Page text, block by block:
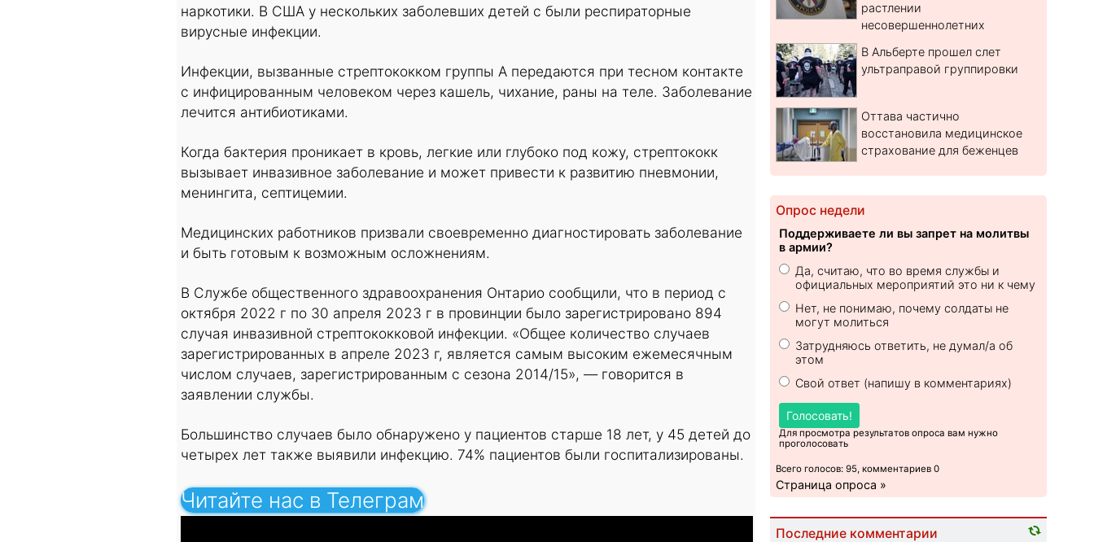
наркотики. В США у нескольких заболевших детей с были респираторные
вирусные инфекции.
Инфекции, вызванные стрептококком группы А передаются при тесном контакте
с инфицированным человеком через кашель, чихание, раны на теле. Заболевание
лечится антибиотиками.
Когда бактерия проникает в кровь, легкие или глубоко под кожу, стрептококк
вызывает инвазивное заболевание и может привести к развитию пневмонии,
менингита, септицемии.
Медицинских работников призвали своевременно диагностировать заболевание
и быть готовым к возможным осложнениям.
В Службе общественного здравоохранения Онтарио сообщили, что в период с
октября 2022 г по 30 апреля 2023 г в провинции было зарегистрировано 894
случая инвазивной стрептококковой инфекции. «Общее количество случаев
зарегистрированных в апреле 2023 г, является самым высоким ежемесячным
числом случаев, зарегистрированным с сезона 2014/15», — говорится в
заявлении службы.
Большинство случаев было обнаружено у пациентов старше 18 лет, у 45 детей до
четырех лет также выявили инфекцию. 74% пациентов были госпитализированы.
Читайте нас в Телеграм
растлении
несовершеннолетних
В Альберте прошел слет
ультраправой группировки
Оттава частично
восстановила медицинское
страхование для беженцев
Опрос недели
Поддерживаете ли вы запрет на молитвы
в армии?
Да, считаю, что во время службы и
официальных мероприятий это ни к чему
Нет, не понимаю, почему солдаты не
могут молиться
Затрудняюсь ответить, не думал/а об
этом
Свой ответ (напишу в комментариях)
Голосовать!
Для просмотра результатов опроса вам нужно
проголосовать
Всего голосов: 95, комментариев 0
Страница опроса »
Последние комментарии